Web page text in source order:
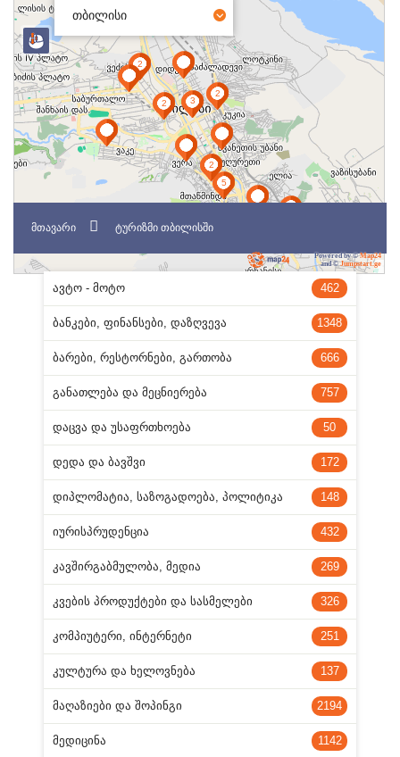
თბილისი
Powered by ©Map24
and ©Jumpstart.ge
ᲛᲗᲐᲕᲐᲠᲘ ᲢᲣᲠᲘᲖᲛᲘ ᲗᲑᲘᲚᲘᲡᲨᲘ
ᲐᲕᲢᲝ - ᲛᲝᲢᲝ 462
ᲑᲐᲜᲙᲔᲑᲘ, ᲤᲘᲜᲐᲜᲡᲔᲑᲘ, ᲓᲐᲖᲦᲕᲔᲕᲐ 1348
ᲑᲐᲠᲔᲑᲘ, ᲠᲔᲡᲢᲝᲠᲜᲔᲑᲘ, ᲒᲐᲠᲗᲝᲑᲐ 666
ᲒᲐᲜᲐᲗᲚᲔᲑᲐ ᲓᲐ ᲛᲔᲪᲜᲘᲔᲠᲔᲑᲐ 757
ᲓᲐᲪᲕᲐ ᲓᲐ ᲣᲡᲐᲤᲠᲗᲮᲝᲔᲑᲐ 50
ᲓᲔᲓᲐ ᲓᲐ ᲑᲐᲕᲨᲕᲘ 172
ᲓᲘᲞᲚᲝᲛᲐᲢᲘᲐ, ᲡᲐᲖᲝᲒᲐᲓᲝᲔᲑᲐ, ᲞᲝᲚᲘᲢᲘᲙᲐ 148
ᲘᲣᲠᲘᲡᲞᲠᲣᲓᲔᲜᲪᲘᲐ 432
ᲙᲐᲕᲨᲘᲠᲒᲐᲑᲛᲣᲚᲝᲑᲐ, ᲛᲔᲓᲘᲐ 269
ᲙᲕᲔᲑᲘᲡ ᲞᲠᲝᲓᲣᲥᲢᲔᲑᲘ ᲓᲐ ᲡᲐᲡᲛᲔᲚᲔᲑᲘ 326
ᲙᲝᲛᲞᲘᲣᲢᲔᲠᲘ, ᲘᲜᲢᲔᲠᲜᲔᲢᲘ 251
ᲙᲣᲚᲢᲣᲠᲐ ᲓᲐ ᲮᲔᲚᲝᲕᲜᲔᲑᲐ 137
ᲛᲐᲦᲐᲖᲘᲔᲑᲘ ᲓᲐ ᲨᲝᲞᲘᲜᲒᲘ 2194
ᲛᲔᲓᲘᲪᲘᲜᲐ 1142